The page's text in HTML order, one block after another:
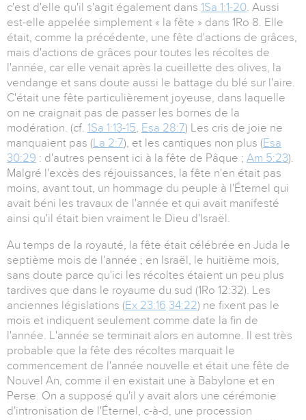
c'est d'elle qu'il s'agit également dans 1Sa 1:1-20. Aussi
est-elle appelée simplement « la fête » dans 1Ro 8. Elle
était, comme la précédente, une fête d'actions de grâces,
mais d'actions de grâces pour toutes les récoltes de
l'année, car elle venait après la cueillette des olives, la
vendange et sans doute aussi le battage du blé sur l'aire.
C'était une fête particulièrement joyeuse, dans laquelle
on ne craignait pas de passer les bornes de la
modération. (cf. 1Sa 1:13-15, Esa 28:7) Les cris de joie ne
manquaient pas (La 2:7), et les cantiques non plus (Esa
30:29 : d'autres pensent ici à la fête de Pâque ; Am 5:23).
Malgré l'excès des réjouissances, la fête n'en était pas
moins, avant tout, un hommage du peuple à l'Éternel qui
avait béni les travaux de l'année et qui avait manifesté
ainsi qu'il était bien vraiment le Dieu d'Israël.
Au temps de la royauté, la fête était célébrée en Juda le
septième mois de l'année ; en Israël, le huitième mois,
sans doute parce qu'ici les récoltes étaient un peu plus
tardives que dans le royaume du sud (1Ro 12:32). Les
anciennes législations (Ex 23:16 34:22) ne fixent pas le
mois et indiquent seulement comme date la fin de
l'année. L'année se terminait alors en automne. Il est très
probable que la fête des récoltes marquait le
commencement de l'année nouvelle et était une fête de
Nouvel An, comme il en existait une à Babylone et en
Perse. On a supposé qu'il y avait alors une cérémonie
d'intronisation de l'Éternel, c-à-d, une procession